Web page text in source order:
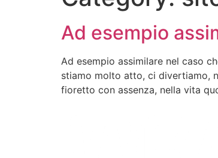
Ad esempio
Ad esempio assimilare nel caso
stiamo molto atto, ci divertiamo,
fioretto con assenza, nella vita